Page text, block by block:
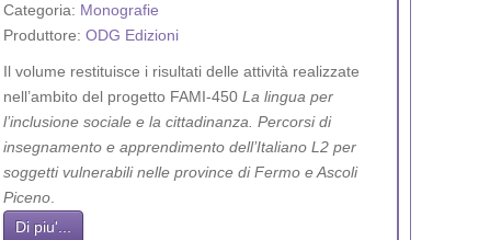
Categoria: Monografie
Produttore: ODG Edizioni
Il volume restituisce i risultati delle attività realizzate
nell’ambito del progetto FAMI-450 La lingua per
l’inclusione sociale e la cittadinanza. Percorsi di
insegnamento e apprendimento dell’Italiano L2 per
soggetti vulnerabili nelle province di Fermo e Ascoli
Piceno
Di piu'...